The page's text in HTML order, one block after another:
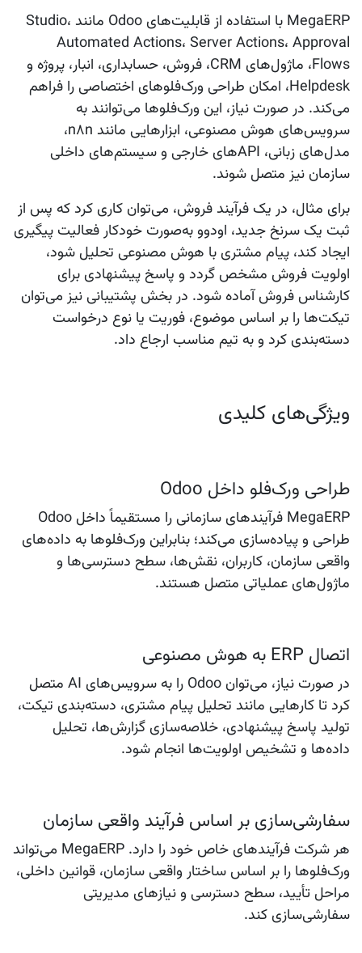
MegaERP با استفاده از قابلیت‌های Odoo مانند Studio،
Automated Actions، Server Actions، Approval
Flows، ماژول‌های CRM، فروش، حسابداری، انبار، پروژه و
Helpdesk، امکان طراحی ورک‌فلوهای اختصاصی را فراهم
می‌کند. در صورت نیاز، این ورک‌فلوها می‌توانند به
سرویس‌های هوش مصنوعی، ابزارهایی مانند n8n،
مدل‌های زبانی، APIهای خارجی و سیستم‌های داخلی
سازمان نیز متصل شوند.
برای مثال، در یک فرآیند فروش، می‌توان کاری کرد که پس از
ثبت یک سرنخ جدید، اودوو به‌صورت خودکار فعالیت پیگیری
ایجاد کند، پیام مشتری با هوش مصنوعی تحلیل شود،
اولویت فروش مشخص گردد و پاسخ پیشنهادی برای
کارشناس فروش آماده شود. در بخش پشتیبانی نیز می‌توان
تیکت‌ها را بر اساس موضوع، فوریت یا نوع درخواست
دسته‌بندی کرد و به تیم مناسب ارجاع داد.
ویژگی‌های کلیدی
طراحی ورک‌فلو داخل Odoo
MegaERP فرآیندهای سازمانی را مستقیماً داخل Odoo
طراحی و پیاده‌سازی می‌کند؛ بنابراین ورک‌فلوها به داده‌های
واقعی سازمان، کاربران، نقش‌ها، سطح دسترسی‌ها و
ماژول‌های عملیاتی متصل هستند.
اتصال ERP به هوش مصنوعی
در صورت نیاز، می‌توان Odoo را به سرویس‌های AI متصل
کرد تا کارهایی مانند تحلیل پیام مشتری، دسته‌بندی تیکت،
تولید پاسخ پیشنهادی، خلاصه‌سازی گزارش‌ها، تحلیل
داده‌ها و تشخیص اولویت‌ها انجام شود.
سفارشی‌سازی بر اساس فرآیند واقعی سازمان
هر شرکت فرآیندهای خاص خود را دارد. MegaERP می‌تواند
ورک‌فلوها را بر اساس ساختار واقعی سازمان، قوانین داخلی،
مراحل تأیید، سطح دسترسی و نیازهای مدیریتی
سفارشی‌سازی کند.